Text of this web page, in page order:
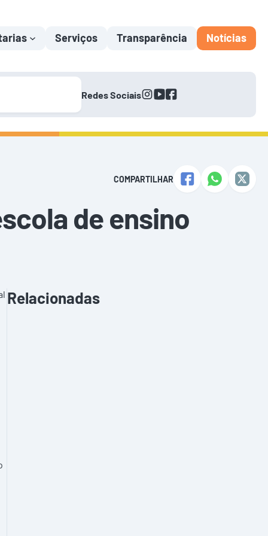
Serviços Transparência Notícias
Redes Sociaisinstagram
youtube
facebook
COMPARTILHAR
de ensino
Relacionadas